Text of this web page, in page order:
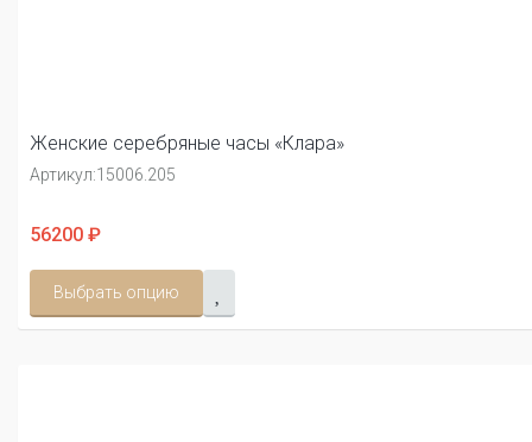
Женские серебряные часы «Клара»
Артикул:15006.205
56200 ₽
Выбрать опцию